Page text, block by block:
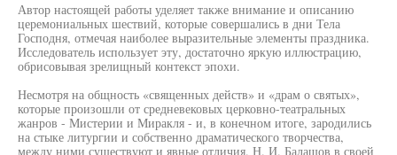
Автор настоящей работы уделяет также внимание и описанию
церемониальных шествий, которые совершались в дни Тела
Господня, отмечая наиболее выразительные элементы праздника.
Исследователь использует эту, достаточно яркую иллюстрацию,
обрисовывая зрелищный контекст эпохи.
Несмотря на общность «священных действ» и «драм о святых»,
которые произошли от средневековых церковно-театральных
жанров - Мистерии и Миракля - и, в конечном итоге, зародились
на стыке литургии и собственно драматического творчества,
между ними существуют и явные отличия. Н. И. Балашов в своей